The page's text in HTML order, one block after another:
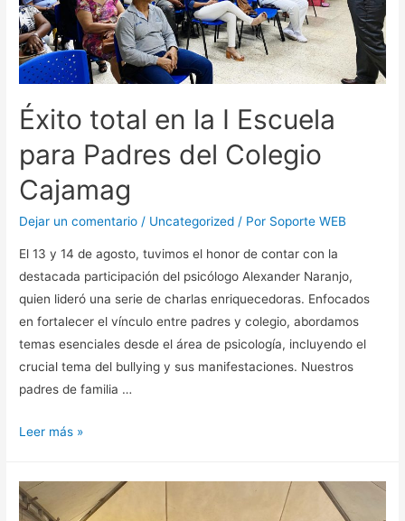
Éxito total en la I Escuela
para Padres del Colegio
Cajamag
Dejar un comentario / Uncategorized / Por Soporte WEB
El 13 y 14 de agosto, tuvimos el honor de contar con la
destacada participación del psicólogo Alexander Naranjo,
quien lideró una serie de charlas enriquecedoras. Enfocados
en fortalecer el vínculo entre padres y colegio, abordamos
temas esenciales desde el área de psicología, incluyendo el
crucial tema del bullying y sus manifestaciones. Nuestros
padres de familia …
Leer más »